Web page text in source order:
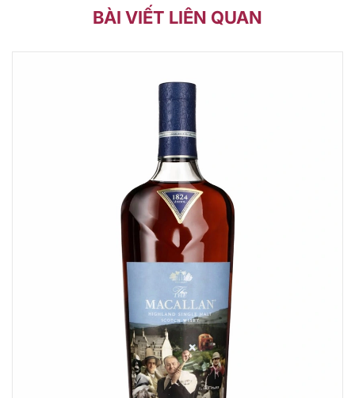
BÀI VIẾT LIÊN QUAN